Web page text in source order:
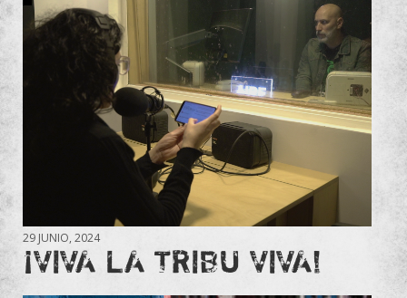
29 JUNIO, 2024
¡VIVA LA TRIBU VIVA!